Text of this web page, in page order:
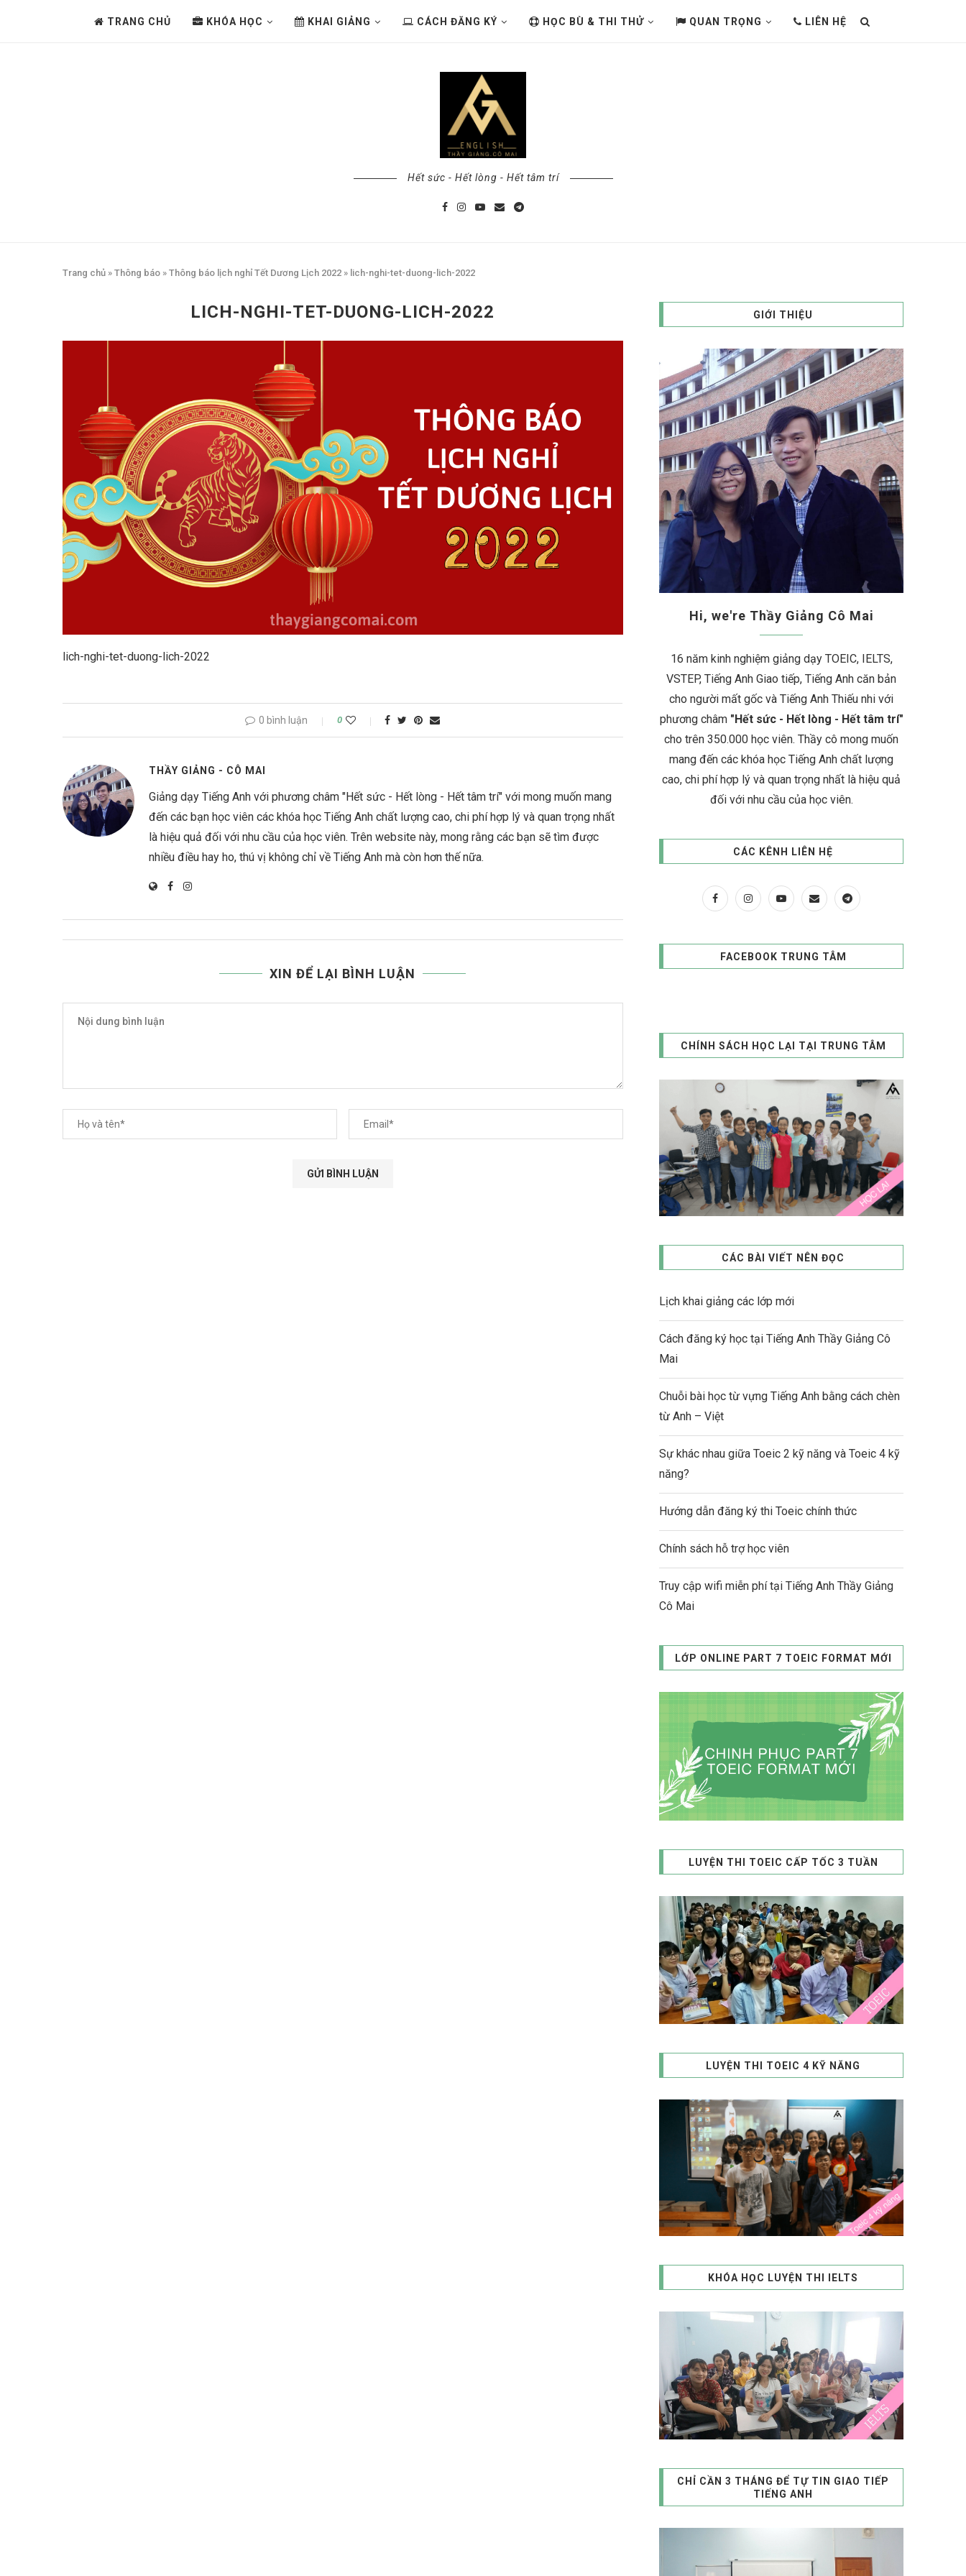
TRANG CHỦ KHÓA HỌC KHAI GIẢNG CÁCH ĐĂNG KÝ HỌC BÙ & THI THỬ QUAN TRỌNG LIÊN HỆ
Hết sức - Hết lòng - Hết tâm trí
Trang chủ » Thông báo » Thông báo lịch nghỉ Tết Dương Lịch 2022 » lich-nghi-tet-duong-lich-2022
LICH-NGHI-TET-DUONG-LICH-2022
lich-nghi-tet-duong-lich-2022
0 bình luận 0
THẦY GIẢNG - CÔ MAI
Giảng dạy Tiếng Anh với phương châm "Hết sức - Hết lòng - Hết tâm trí" với mong muốn mang
đến các bạn học viên các khóa học Tiếng Anh chất lượng cao, chi phí hợp lý và quan trọng nhất
là hiệu quả đối với nhu cầu của học viên. Trên website này, mong rằng các bạn sẽ tìm được
nhiều điều hay ho, thú vị không chỉ về Tiếng Anh mà còn hơn thế nữa.
XIN ĐỂ LẠI BÌNH LUẬN
GIỚI THIỆU
Hi, we're Thầy Giảng Cô Mai
16 năm kinh nghiệm giảng dạy TOEIC, IELTS,
VSTEP, Tiếng Anh Giao tiếp, Tiếng Anh căn bản
cho người mất gốc và Tiếng Anh Thiếu nhi với
phương châm "Hết sức - Hết lòng - Hết tâm trí"
cho trên 350.000 học viên. Thầy cô mong muốn
mang đến các khóa học Tiếng Anh chất lượng
cao, chi phí hợp lý và quan trọng nhất là hiệu quả
đối với nhu cầu của học viên.
CÁC KÊNH LIÊN HỆ
FACEBOOK TRUNG TÂM
CHÍNH SÁCH HỌC LẠI TẠI TRUNG TÂM
CÁC BÀI VIẾT NÊN ĐỌC
Lịch khai giảng các lớp mới
Cách đăng ký học tại Tiếng Anh Thầy Giảng Cô
Mai
Chuỗi bài học từ vựng Tiếng Anh bằng cách chèn
từ Anh – Việt
Sự khác nhau giữa Toeic 2 kỹ năng và Toeic 4 kỹ
năng?
Hướng dẫn đăng ký thi Toeic chính thức
Chính sách hỗ trợ học viên
Truy cập wifi miễn phí tại Tiếng Anh Thầy Giảng
Cô Mai
LỚP ONLINE PART 7 TOEIC FORMAT MỚI
LUYỆN THI TOEIC CẤP TỐC 3 TUẦN
LUYỆN THI TOEIC 4 KỸ NĂNG
KHÓA HỌC LUYỆN THI IELTS
CHỈ CẦN 3 THÁNG ĐỂ TỰ TIN GIAO TIẾP
TIẾNG ANH